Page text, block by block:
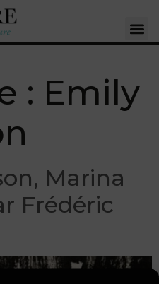
: Emily
Marina
Frédéric